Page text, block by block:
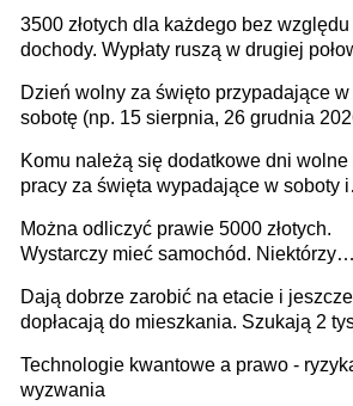
3500 złotych dla każdego bez względu
dochody. Wypłaty ruszą w drugiej
Dzień wolny za święto przypadające w
sobotę (np. 15 sierpnia, 26 grudnia
pracodawcy (sektor prywatny i
publiczna), najczęstsze pytania
Komu należą się dodatkowe dni wolne
pracy za święta wypadające w soboty i
Można odliczyć prawie 5000 złotych.
Wystarczy mieć samochód. Niektórzy
skarbówką
Dają dobrze zarobić na etacie i jeszcze
dopłacają do mieszkania. Szukają 2
Technologie kwantowe a prawo -
wyzwania